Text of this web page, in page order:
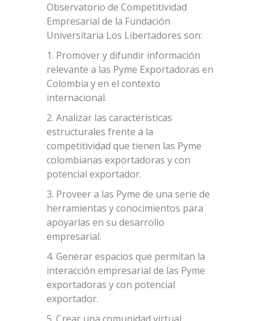
Observatorio de Competitividad
Empresarial de la Fundación
Universitaria Los Libertadores son:
1. Promover y difundir información
relevante a las Pyme Exportadoras en
Colombia y en el contexto
internacional.
2. Analizar las características
estructurales frente a la
competitividad que tienen las Pyme
colombianas exportadoras y con
potencial exportador.
3. Proveer a las Pyme de una serie de
herramientas y conocimientos para
apoyarlas en su desarrollo
empresarial.
4. Generar espacios que permitan la
interacción empresarial de las Pyme
exportadoras y con potencial
exportador.